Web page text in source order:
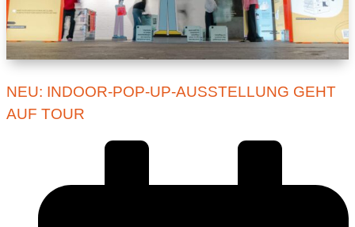
NEU: INDOOR-POP-UP-AUSSTELLUNG GEHT
AUF TOUR